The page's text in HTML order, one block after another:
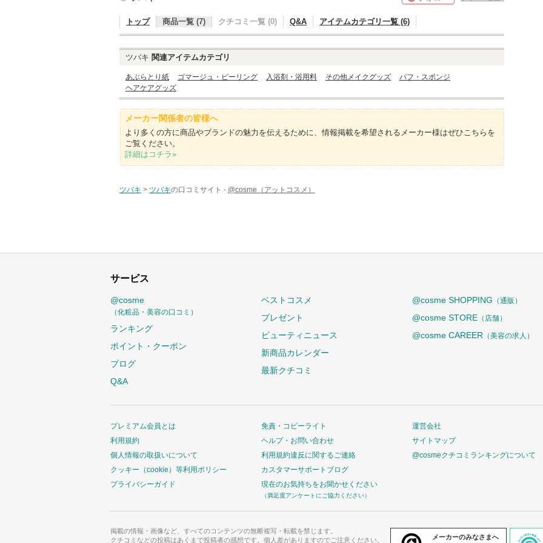
トップ 商品一覧 (7) クチコミ一覧 (0) Q&A アイテムカテゴリ一覧 (6)
ツバキ 関連アイテムカテゴリ
あぶらとり紙 ゴマージュ・ピーリング 入浴剤・浴用料 その他メイクグッズ
パフ・スポンジ
ヘアケアグッズ
メーカー関係者の皆様へ
より多くの方に商品やブランドの魅力を伝えるために、情報掲載を希望されるメーカー様はぜひこちらを
ご覧ください。
詳細はコチラ»
ツバキ > ツバキの口コミサイト - @cosme（アットコスメ）
サービス
@cosme
（化粧品・美容の口コミ）
ランキング
ポイント・クーポン
ブログ
Q&A
ベストコスメ
プレゼント
ビューティニュース
新商品カレンダー
最新クチコミ
@cosme SHOPPING （通販）
@cosme STORE （店舗）
@cosme CAREER （美容の求人）
プレミアム会員とは
利用規約
個人情報の取扱いについて
クッキー（cookie）等利用ポリシー
プライバシーガイド
免責・コピーライト
ヘルプ・お問い合わせ
利用規約違反に関するご連絡
カスタマーサポートブログ
現在のお気持ちをお聞かせください
（満足度アンケートにご協力ください）
運営会社
サイトマップ
@cosmeクチコミランキングについて
掲載の情報・画像など、すべてのコンテンツの無断複写・転載を禁じます。
クチコミなどの投稿はあくまで投稿者の感想です。個人差がありますのでご注意ください。
メーカーのみなさまへ